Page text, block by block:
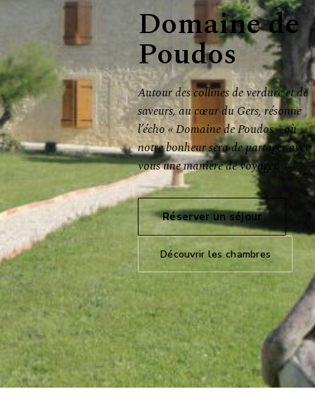
Domaine de
Poudos
Autour des collines de verdure et de
saveurs, au cœur du Gers, résonne
l’écho « Domaine de Poudos » où
notre bonheur sera de partager avec
vous une manière de voyager.
Réserver un séjour
Découvrir les chambres